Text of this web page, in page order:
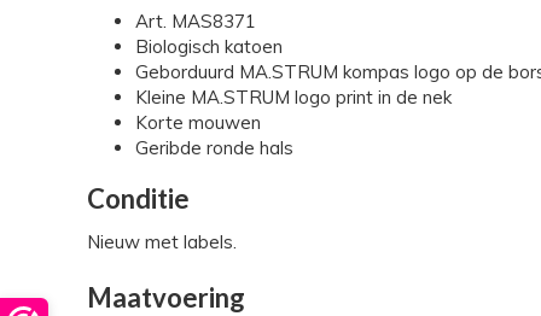
Art. MAS8371
Biologisch katoen
Geborduurd MA.STRUM kompas logo op de
Kleine MA.STRUM logo print in de nek
Korte mouwen
Geribde ronde hals
Conditie
Nieuw met labels.
Maatvoering